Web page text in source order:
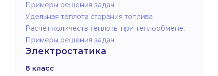
Примеры решения задач
Удельная теплота сгорания топлива
Расчёт количеств теплоты при теплообмене.
Примеры решения задач
Электростатика
8 класс